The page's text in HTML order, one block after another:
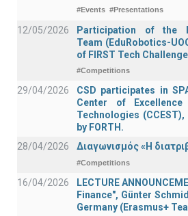
#Events #Presentations
12/05/2026
Participation of the
Team (EduRobotics-
of FIRST Tech
#Competitions
29/04/2026
CSD participates in
Center of
Technologies
by FORTH.
28/04/2026
Διαγωνισμός «Η
#Competitions
16/04/2026
LECTURE
Finance", Günter
Germany (Erasmus+